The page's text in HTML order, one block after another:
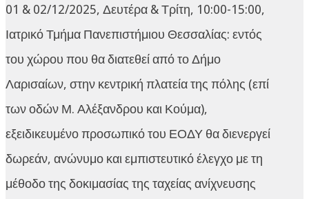
01 & 02/12/2025, Δευτέρα & Τρίτη, 10:00-15:00,
Ιατρικό Τμήμα Πανεπιστήμιου Θεσσαλίας: εντός
του χώρου που θα διατεθεί από το Δήμο
Λαρισαίων, στην κεντρική πλατεία της πόλης (επί
των οδών Μ. Αλέξανδρου και Κούμα),
εξειδικευμένο προσωπικό του ΕΟΔΥ θα διενεργεί
δωρεάν, ανώνυμο και εμπιστευτικό έλεγχο με τη
μέθοδο της δοκιμασίας της ταχείας ανίχνευσης